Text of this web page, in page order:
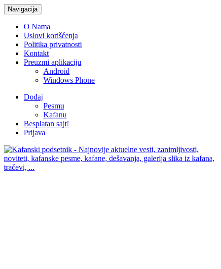
Navigacija
O Nama
Uslovi korišćenja
Politika privatnosti
Kontakt
Preuzmi aplikaciju
Android
Windows Phone
Dodaj
Pesmu
Kafanu
Besplatan sajt!
Prijava